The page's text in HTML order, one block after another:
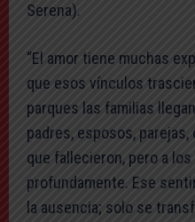
Serena).
“El amor tiene muchas
que esos vínculos
parques las familias
padres, esposos,
que fallecieron, pero a
profundamente. Ese
la ausencia; solo se